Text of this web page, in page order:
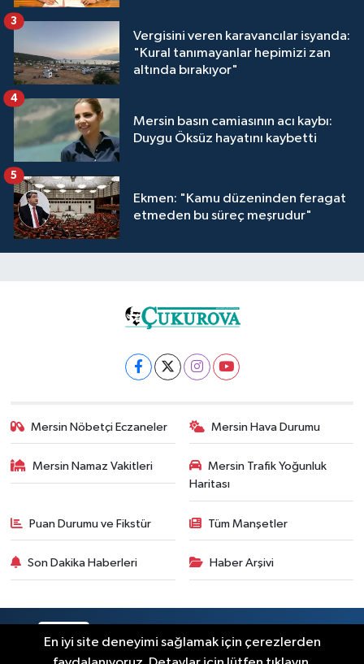
Vergisini veren karavancılar isyanda:
"Kural tanımayanlar hepimizi zan
altında bırakıyor"
3
Mersin basın camiasının acı kaybı:
Duygu Öksüz hayatını kaybetti
4
Ekmen: "Kamu düzeninden feragat
etmeden bu süreç meşrudur"
5
Mersin Nöbetçi Eczaneler Mersin Hava Durumu
Mersin Namaz Vakitleri
Mersin Trafik Yoğunluk
Haritası
Puan Durumu ve Fikstür Tüm Manşetler
Son Dakika Haberleri Haber Arşivi
En iyi site deneyimi sağlamak için çerezlerden